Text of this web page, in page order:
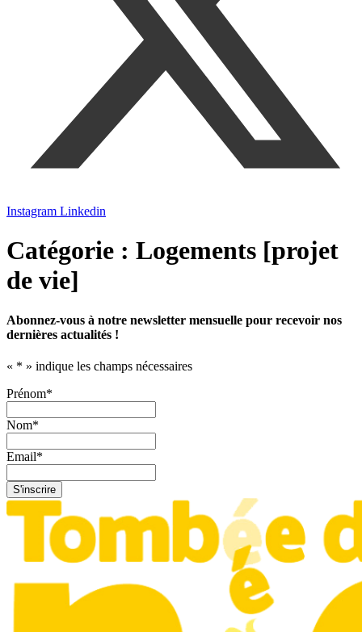
Instagram Linkedin
Catégorie : Logements [projet
de vie]
Abonnez-vous à notre newsletter mensuelle pour recevoir nos
dernières actualités !
« * » indique les champs nécessaires
Prénom*
Nom*
Email*
S'inscrire